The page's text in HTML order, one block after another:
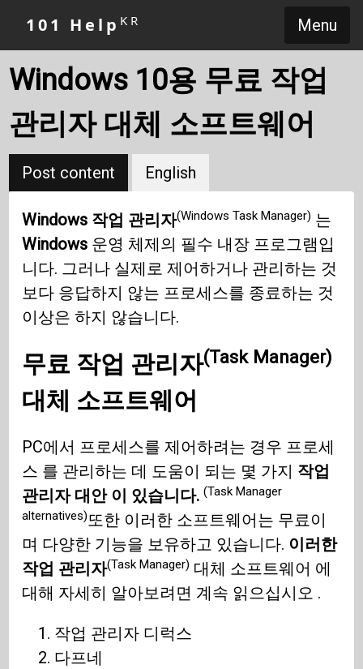
Menu
101 Help KR
Windows 10용 무료 작업
관리자 대체 소프트웨어
Post content English
Windows 작업 관리자(Windows Task Manager) 는
Windows 운영 체제의 필수 내장 프로그램입
니다. 그러나 실제로 제어하거나 관리하는 것
보다 응답하지 않는 프로세스를 종료하는 것
이상은 하지 않습니다.
무료 작업 관리자(Task Manager)
대체 소프트웨어
PC에서 프로세스를 제어하려는 경우 프로세
스 를 관리하는 데 도움이 되는 몇 가지 작업
관리자 대안 이 있습니다.(Task Manager
alternatives)또한 이러한 소프트웨어는 무료이
며 다양한 기능을 보유하고 있습니다. 이러한
작업 관리자(Task Manager) 대체 소프트웨어 에
대해 자세히 알아보려면 계속 읽으십시오 .
작업 관리자 디럭스
다프네